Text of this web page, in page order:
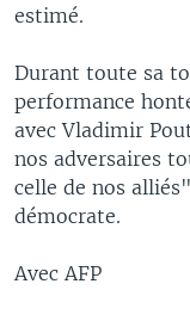
estimé.
Durant toute sa
performance
avec Vladimir
nos adversaires
celle de nos
démocrate.
Avec AFP